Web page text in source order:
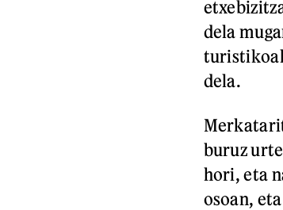
dela
dela.
buruz
hori, eta
osoan,